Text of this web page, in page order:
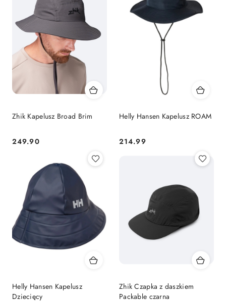
Zhik Kapelusz Broad Brim
Cena:
249.90
Helly Hansen Kapelusz ROAM
Cena:
214.99
Helly Hansen Kapelusz
Dziecięcy
Zhik Czapka z daszkiem
Packable czarna